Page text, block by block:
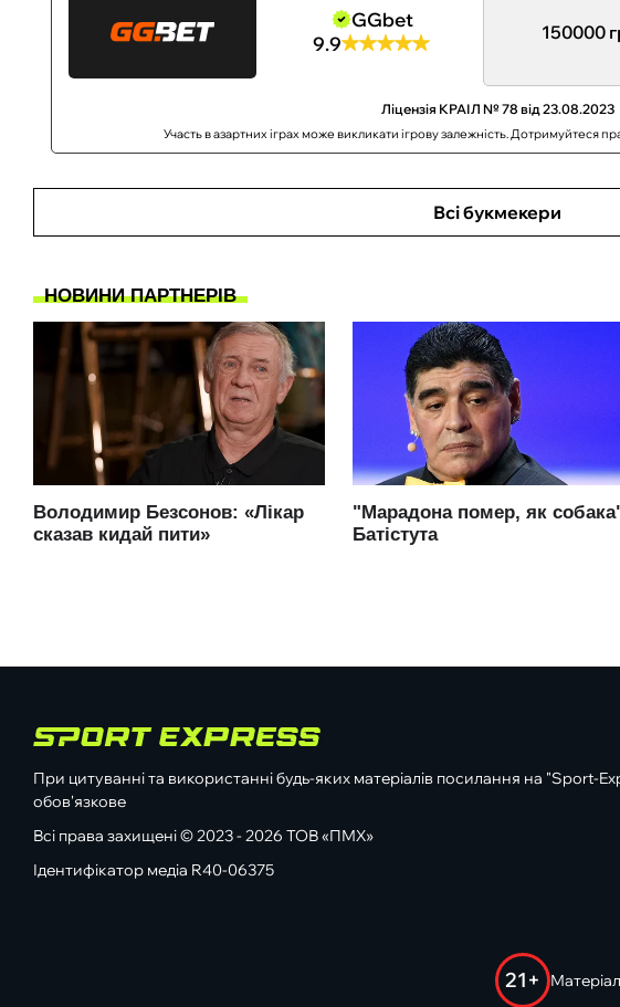
GGbet
9.9
150000
Ліцензія КРАІЛ № 78 від 23.08.2023
Участь в азартних іграх може викликати ігрову залежність. Дотримуйтеся
Всі букмекери
При цитуванні та використанні будь-яких матеріалів посилання на "Sport-
обов'язкове
Всі права захищені © 2023 - 2026 ТОВ «ПМХ»
Ідентифікатор медіа R40-06375
21+